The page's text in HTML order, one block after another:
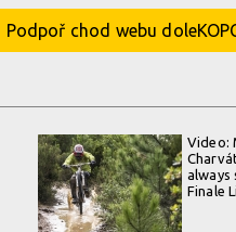
Podpoř chod webu
Video:
always
Finale